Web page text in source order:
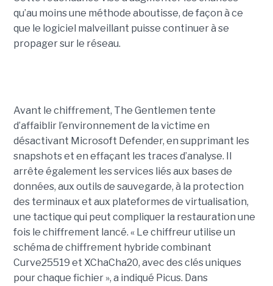
qu’au moins une méthode aboutisse, de façon à ce
que le logiciel malveillant puisse continuer à se
propager sur le réseau.
Avant le chiffrement, The Gentlemen tente
d’affaiblir l’environnement de la victime en
désactivant Microsoft Defender, en supprimant les
snapshots et en effaçant les traces d’analyse. Il
arrête également les services liés aux bases de
données, aux outils de sauvegarde, à la protection
des terminaux et aux plateformes de virtualisation,
une tactique qui peut compliquer la restauration une
fois le chiffrement lancé. « Le chiffreur utilise un
schéma de chiffrement hybride combinant
Curve25519 et XChaCha20, avec des clés uniques
pour chaque fichier », a indiqué Picus. Dans